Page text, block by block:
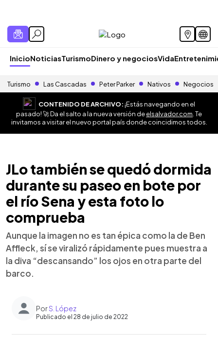
InicioNoticiasTurismoDinero y negociosVida
Turismo Las Cascadas Peter Parker Nativos Negocios
CONTENIDO DE ARCHIVO:¡Estás navegando en el
pasado! 🚀 Da el salto a la nueva versión deelsalvador.com . Te
invitamos a visitar el nuevo portal país donde coincidimos todos.
JLo también se quedó dormida
durante su paseo en bote por
el río Sena y esta foto lo
comprueba
Aunque la imagen no es tan épica como la de Ben
Affleck, sí se viralizó rápidamente pues muestra a
la diva “descansando” los ojos en otra parte del
barco.
PorS. López
Publicado el 28 de julio de 2022